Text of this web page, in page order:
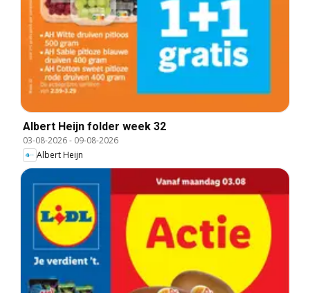
Albert Heijn folder week 32
03-08-2026- 09-08-2026
Albert Heijn